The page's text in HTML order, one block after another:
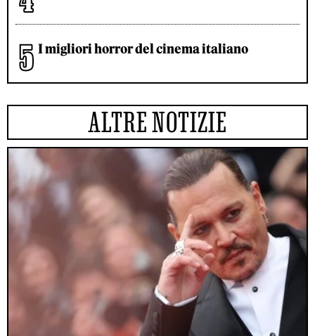
I migliori horror del cinema italiano
ALTRE NOTIZIE